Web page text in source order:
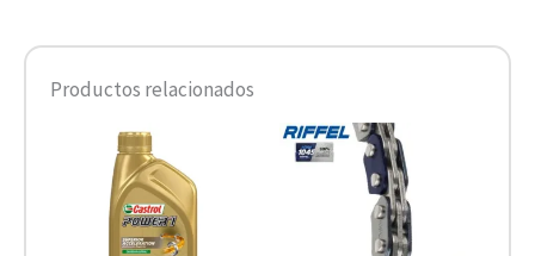
Productos relacionados